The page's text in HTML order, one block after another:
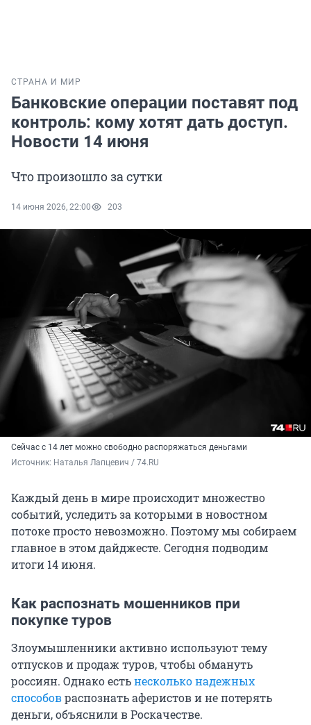
СТРАНА И МИР
Банковские операции поставят под
контроль: кому хотят дать доступ.
Новости 14 июня
Что произошло за сутки
14 июня 2026, 22:00 203
Сейчас с 14 лет можно свободно распоряжаться деньгами
Источник: Наталья Лапцевич / 74.RU
Каждый день в мире происходит множество
событий, уследить за которыми в новостном
потоке просто невозможно. Поэтому мы собираем
главное в этом дайджесте. Сегодня подводим
итоги 14 июня.
Как распознать мошенников при
покупке туров
Злоумышленники активно используют тему
отпусков и продаж туров, чтобы обмануть
россиян. Однако естьнесколько надежных
способовраспознать аферистов и не потерять
деньги, объяснили в Роскачестве.